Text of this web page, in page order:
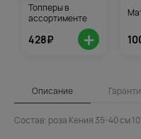
Топперы в
ассортименте
428₽ +
Описание
Состав: роза Кения 35-40 см